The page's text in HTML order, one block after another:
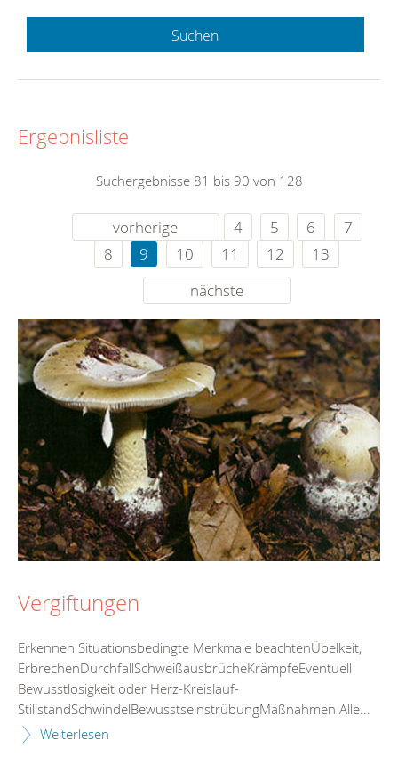
Suchen
Ergebnisliste
Suchergebnisse 81 bis 90 von 128
vorherige 4 5 6
7
8
9 10 11 12
13
nächste
Vergiftungen
Erkennen Situationsbedingte Merkmale beachtenÜbelkeit,
ErbrechenDurchfallSchweißausbrücheKrämpfeEventuell
Bewusstlosigkeit oder Herz-Kreislauf-
StillstandSchwindelBewusstseinstrübungMaßnahmen Alle...
Weiterlesen